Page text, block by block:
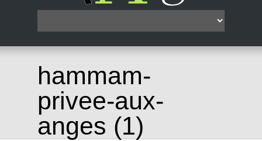
hammam-
privee-aux-
anges (1)